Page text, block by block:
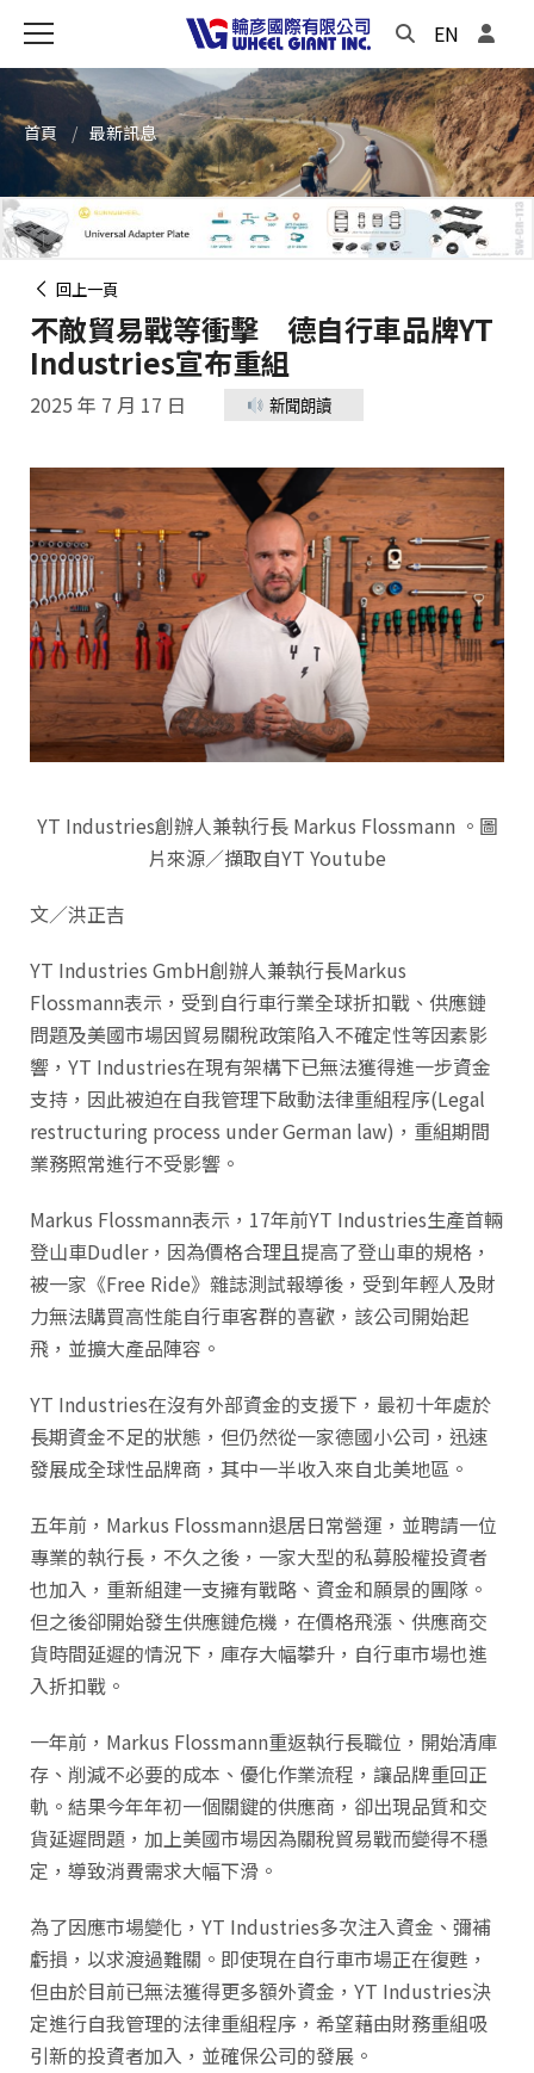
EN
首頁 最新訊息
回上一頁
不敵貿易戰等衝擊 德自行車品牌YT
Industries宣布重組
2025 年 7 月 17 日 新聞朗讀
YT Industries創辦人兼執行長 Markus Flossmann 。圖
片來源／擷取自YT Youtube
文／洪正吉
YT Industries GmbH創辦人兼執行長Markus
Flossmann表示，受到自行車行業全球折扣戰、供應鏈
問題及美國市場因貿易關稅政策陷入不確定性等因素影
響，YT Industries在現有架構下已無法獲得進一步資金
支持，因此被迫在自我管理下啟動法律重組程序(Legal
restructuring process under German law)，重組期間
業務照常進行不受影響。
Markus Flossmann表示，17年前YT Industries生產首輛
登山車Dudler，因為價格合理且提高了登山車的規格，
被一家《Free Ride》雜誌測試報導後，受到年輕人及財
力無法購買高性能自行車客群的喜歡，該公司開始起
飛，並擴大產品陣容。
YT Industries在沒有外部資金的支援下，最初十年處於
長期資金不足的狀態，但仍然從一家德國小公司，迅速
發展成全球性品牌商，其中一半收入來自北美地區。
五年前，Markus Flossmann退居日常營運，並聘請一位
專業的執行長，不久之後，一家大型的私募股權投資者
也加入，重新組建一支擁有戰略、資金和願景的團隊。
但之後卻開始發生供應鏈危機，在價格飛漲、供應商交
貨時間延遲的情況下，庫存大幅攀升，自行車市場也進
入折扣戰。
一年前，Markus Flossmann重返執行長職位，開始清庫
存、削減不必要的成本、優化作業流程，讓品牌重回正
軌。結果今年年初一個關鍵的供應商，卻出現品質和交
貨延遲問題，加上美國市場因為關稅貿易戰而變得不穩
定，導致消費需求大幅下滑。
為了因應市場變化，YT Industries多次注入資金、彌補
虧損，以求渡過難關。即使現在自行車市場正在復甦，
但由於目前已無法獲得更多額外資金，YT Industries決
定進行自我管理的法律重組程序，希望藉由財務重組吸
引新的投資者加入，並確保公司的發展。